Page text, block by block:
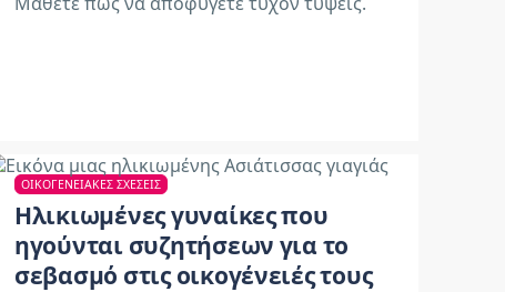
ΟΙΚΟΓΕΝΕΙΑΚΈΣ ΣΧΈΣΕΙΣ
Ηλικιωμένες γυναίκες που
ηγούνται συζητήσεων για το
σεβασμό στις οικογένειές τους